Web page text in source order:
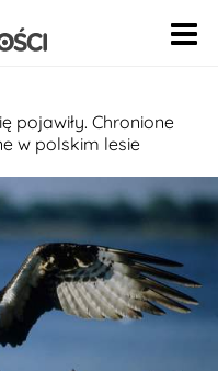
pojawiły. Chronione
w polskim lesie